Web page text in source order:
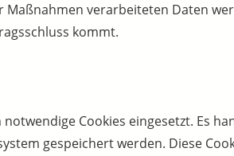
verarbeiteten Daten
kommt.
Cookies eingesetzt. Es
gespeichert werden. Diese